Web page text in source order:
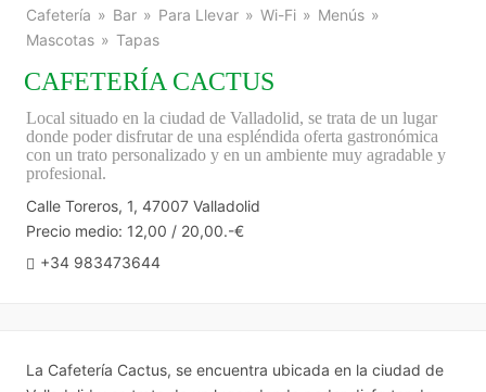
Cafetería
Bar Para Llevar Wi-Fi
Menús
Mascotas
Tapas
CAFETERÍA CACTUS
Local situado en la ciudad de Valladolid, se trata de un lugar
donde poder disfrutar de una espléndida oferta gastronómica
con un trato personalizado y en un ambiente muy agradable y
profesional.
Calle Toreros, 1, 47007 Valladolid
Precio medio: 12,00 / 20,00.-€
+34 983473644
La Cafetería Cactus, se encuentra ubicada en la ciudad de